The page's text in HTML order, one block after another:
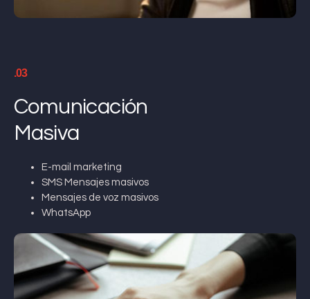
.03
Comunicación
Masiva
E-mail marketing
SMS Mensajes masivos
Mensajes de voz masivos
WhatsApp